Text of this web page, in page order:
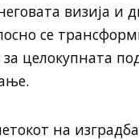
визија и
се
целокупната
на